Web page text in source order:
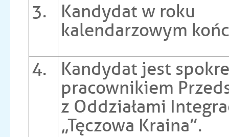
3.
Kandydat w roku
kalendarzowym
4.
Kandydat jest
pracownikiem
z Oddziałami
„Tęczowa Kraina”.